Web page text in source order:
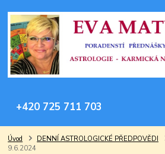
+420 725 711 703
Úvod DENNÍ ASTROLOGICKÉ PŘEDPOVĚDI
9.6.2024